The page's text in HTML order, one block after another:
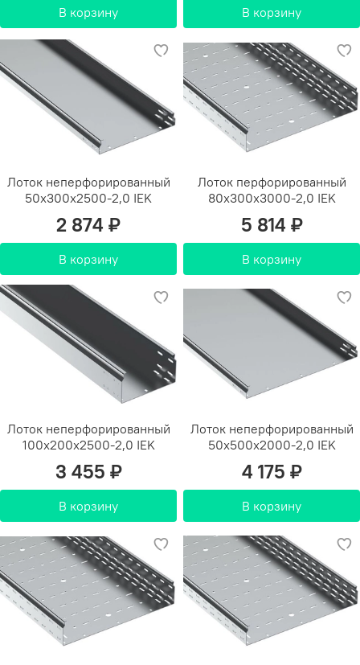
В корзину В корзину
Лоток неперфорированный
50х300х2500-2,0 IEK
2 874 ₽
В корзину
Лоток перфорированный
80х300х3000-2,0 IEK
5 814 ₽
В корзину
Лоток неперфорированный
100х200х2500-2,0 IEK
3 455 ₽
В корзину
Лоток неперфорированный
50х500х2000-2,0 IEK
4 175 ₽
В корзину